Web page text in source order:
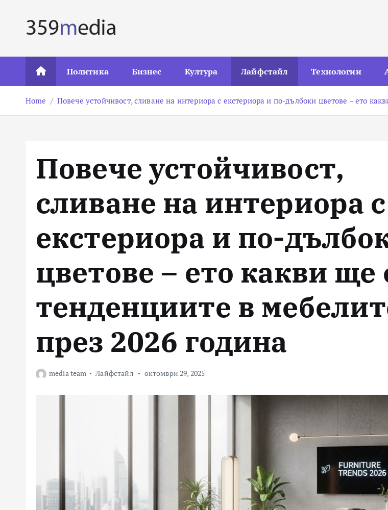
c
n
Политика Бизнес Култура Лайфстайл Технологии
Home Повече устойчивост, сливане на интериора с екстериора и по-дълбоки цветове – ето
Повече устойчивост,
сливане на интериора с
екстериора и по-
цветове – ето какви ще
тенденциите в
през 2026 година
media team Лайфстайл октомври 29, 2025